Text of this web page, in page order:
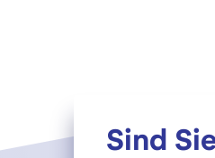
Sind